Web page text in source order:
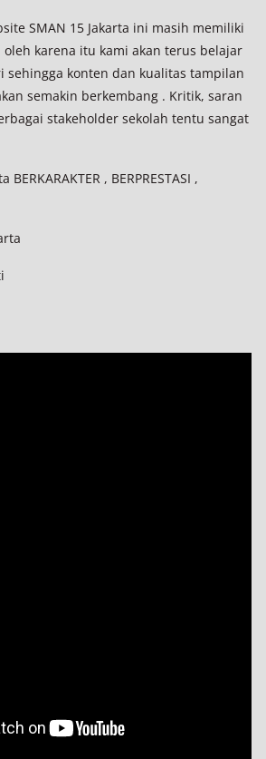
SMAN 15 Jakarta ini masih memiliki
oleh karena itu kami akan terus belajar
sehingga konten dan kualitas tampilan
semakin berkembang . Kritik, saran
stakeholder sekolah tentu sangat
, BERPRESTASI ,